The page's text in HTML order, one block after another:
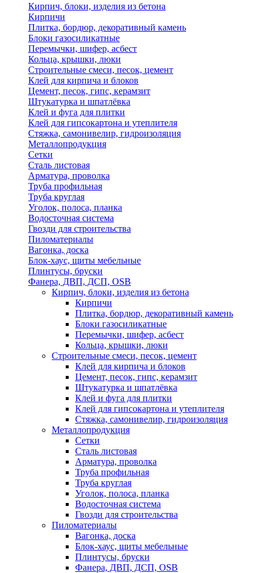
Кирпич, блоки, изделия из бетона
Кирпичи
Плитка, бордюр, декоративный камень
Блоки газосиликатные
Перемычки, шифер, асбест
Кольца, крышки, люки
Строительные смеси, песок, цемент
Клей для кирпича и блоков
Цемент, песок, гипс, керамзит
Штукатурка и шпатлёвка
Клей и фуга для плитки
Клей для гипсокартона и утеплителя
Стяжка, самонивелир, гидроизоляция
Металлопродукция
Сетки
Сталь листовая
Арматура, проволка
Труба профильная
Труба круглая
Уголок, полоса, планка
Водосточная система
Гвозди для строительства
Пиломатериалы
Вагонка, доска
Блок-хаус, щиты мебельные
Плинтусы, бруски
Фанера, ДВП, ДСП, OSB
Кирпич, блоки, изделия из бетона
Кирпичи
Плитка, бордюр, декоративный камень
Блоки газосиликатные
Перемычки, шифер, асбест
Кольца, крышки, люки
Строительные смеси, песок, цемент
Клей для кирпича и блоков
Цемент, песок, гипс, керамзит
Штукатурка и шпатлёвка
Клей и фуга для плитки
Клей для гипсокартона и утеплителя
Стяжка, самонивелир, гидроизоляция
Металлопродукция
Сетки
Сталь листовая
Арматура, проволка
Труба профильная
Труба круглая
Уголок, полоса, планка
Водосточная система
Гвозди для строительства
Пиломатериалы
Вагонка, доска
Блок-хаус, щиты мебельные
Плинтусы, бруски
Фанера, ДВП, ДСП, OSB